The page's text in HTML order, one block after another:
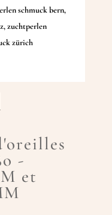
schmuck bern,
,zuchtperlen
zürich
-
et